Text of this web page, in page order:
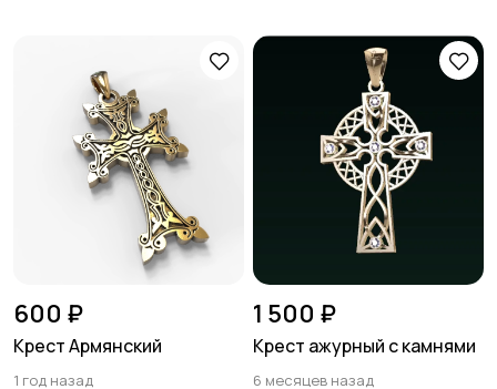
600 ₽
Крест Армянский
1 год назад
1 500 ₽
Крест ажурный с камнями
6 месяцев назад